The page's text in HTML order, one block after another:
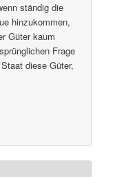
ständig die
hinzukommen,
Güter kaum
Frage
diese Güter,